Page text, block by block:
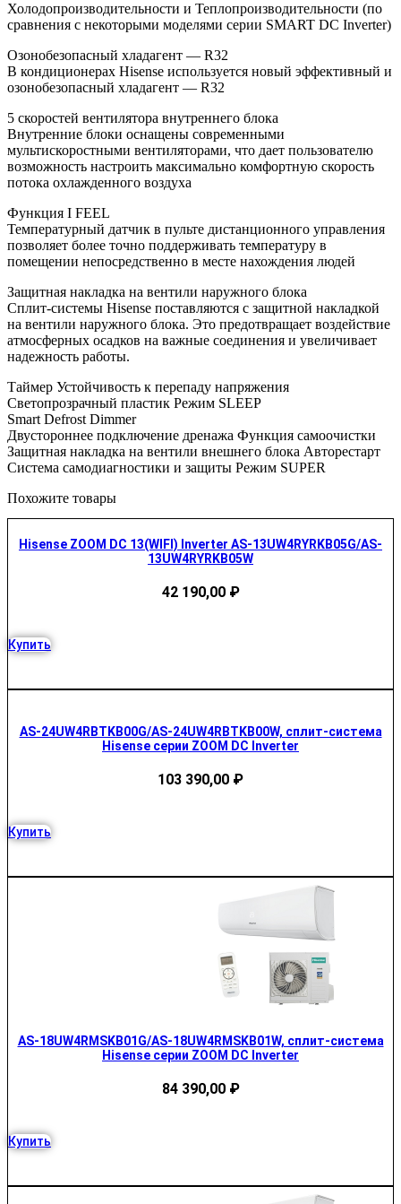
Холодопроизводительности и Теплопроизводительности (по
сравнения с некоторыми моделями серии SMART DC Inverter)
Озонобезопасный хладагент — R32
В кондиционерах Hisense используется новый эффективный и
озонобезопасный хладагент — R32
5 скоростей вентилятора внутреннего блока
Внутренние блоки оснащены современными
мультискоростными вентиляторами, что дает пользователю
возможность настроить максимально комфортную скорость
потока охлажденного воздуха
Функция I FEEL
Температурный датчик в пульте дистанционного управления
позволяет более точно поддерживать температуру в
помещении непосредственно в месте нахождения людей
Защитная накладка на вентили наружного блока
Сплит-системы Hisense поставляются с защитной накладкой
на вентили наружного блока. Это предотвращает воздействие
атмосферных осадков на важные соединения и увеличивает
надежность работы.
Таймер Устойчивость к перепаду напряжения
Светопрозрачный пластик Режим SLEEP
Smart Defrost Dimmer
Двустороннее подключение дренажа Функция самоочистки
Защитная накладка на вентили внешнего блока Авторестарт
Система самодиагностики и защиты Режим SUPER
Похожите товары
Hisense ZOOM DC 13(WIFI) Inverter AS-13UW4RYRKB05G/AS-
13UW4RYRKB05W
42 190,00 ₽
Купить
AS-24UW4RBTKB00G/AS-24UW4RBTKB00W, сплит-система
Hisense серии ZOOM DC Inverter
103 390,00 ₽
Купить
AS-18UW4RMSKB01G/AS-18UW4RMSKB01W, сплит-система
Hisense серии ZOOM DC Inverter
84 390,00 ₽
Купить